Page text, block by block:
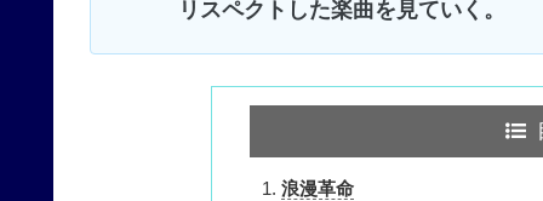
リスペクトした楽曲を見ていく。
浪漫革命